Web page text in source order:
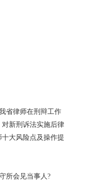
省律师在刑辩工作
新刑诉法实施后律
大风险点及操作提
所会见当事人?